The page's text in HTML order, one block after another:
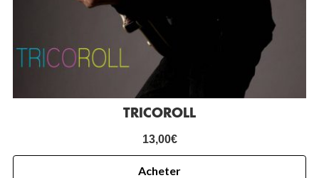
TRICOROLL
13,00€
Acheter